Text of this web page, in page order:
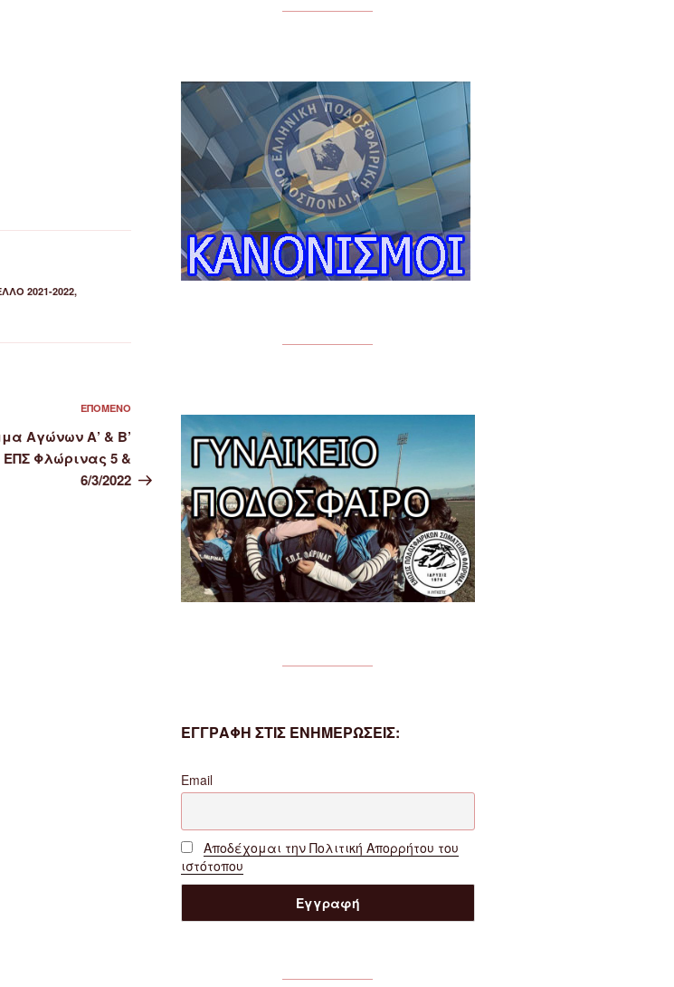
2021-2022,
Επόμενο
ΕΠΌΜΕΝΟ
Αγώνων Α’ & Β’
Φλώρινας 5 &
6/3/2022
ΕΓΓΡΑΦΗ ΣΤΙΣ ΕΝΗΜΕΡΩΣΕΙΣ:
Email
Αποδέχομαι την Πολιτική Απορρήτου του
ιστότοπου